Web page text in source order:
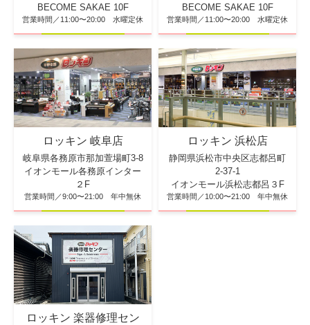
BECOME SAKAE 10F
営業時間／11:00〜20:00 水曜定休
BECOME SAKAE 10F
営業時間／11:00〜20:00 水曜定休
ロッキン 岐阜店
岐阜県各務原市那加萱場町3-8
イオンモール各務原インター
２F
営業時間／9:00〜21:00 年中無休
ロッキン 浜松店
静岡県浜松市中央区志都呂町
2-37-1
イオンモール浜松志都呂３F
営業時間／10:00〜21:00 年中無休
ロッキン 楽器修理セン